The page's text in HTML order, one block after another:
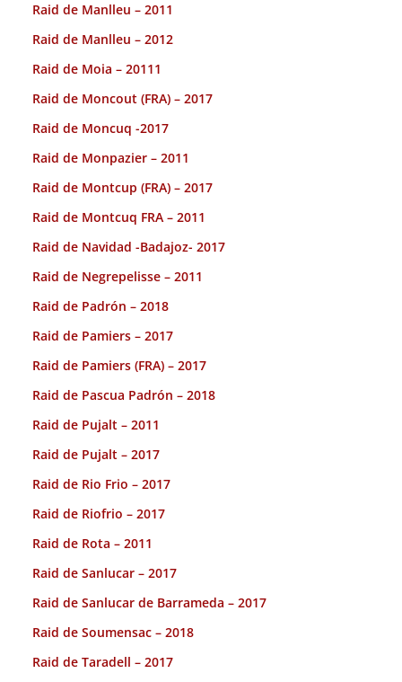
Raid de Manlleu – 2011
Raid de Manlleu – 2012
Raid de Moia – 20111
Raid de Moncout (FRA) – 2017
Raid de Moncuq -2017
Raid de Monpazier – 2011
Raid de Montcup (FRA) – 2017
Raid de Montcuq FRA – 2011
Raid de Navidad -Badajoz- 2017
Raid de Negrepelisse – 2011
Raid de Padrón – 2018
Raid de Pamiers – 2017
Raid de Pamiers (FRA) – 2017
Raid de Pascua Padrón – 2018
Raid de Pujalt – 2011
Raid de Pujalt – 2017
Raid de Rio Frio – 2017
Raid de Riofrio – 2017
Raid de Rota – 2011
Raid de Sanlucar – 2017
Raid de Sanlucar de Barrameda – 2017
Raid de Soumensac – 2018
Raid de Taradell – 2017